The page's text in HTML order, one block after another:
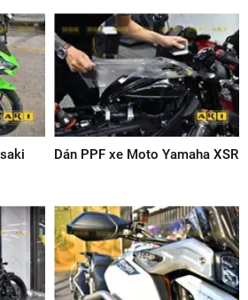
Dán PPF xe Moto Yamaha XSR